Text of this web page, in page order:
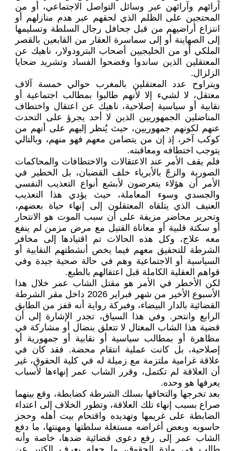
آرائهم وآرائهن عبر وسائل التواصل الاجتماعي، أو من
المحتجين على الظلم الذي لحقهم عبر هدم منازلهم أو
انتزاع أراضيهم من قبل جحافل رجال السلطة وتسليمها
إلى الصهاينة أو إلى سماسرة العقار من القابعين بالقصر
الملكي أو من الخليجيين أصحاب البترودولار، ناهيك عن
المعتقلين الذين ساندوا وفضحوا الفساد وتشريد ضحايا
الزلزال.
ويتراوح عدد المعتقلين بالمغرب حوالي خمسة آلاف
معتقل، لا لشيء إلا لأنهم طالبوا بمطالب اجتماعية أو
نقابية أو سياسية إصلاحية، ناهيك عن اعتقال واختطاف
المناضلين الجمهوريين الذين لا أحد يجرؤ على التحدث
عنهم لكونهم جمهوريين، حيث يُنظر إليهم على أنهم من
كوكب آخر، إذ إن من يتضامن معهم فهو منهم، وبالتالي
يتوجب اختطافه ومعاقبته.
فلم يقف الأمر عند الاعتقالات والاختطافات والمحاكمات
الصورية والزجّ بالأبرياء خلف القضبان، بل الخطير في
الأمر أن هؤلاء يتعرضون لأبشع أنواع التعذيب النفسي
والجسدي وسوء المعاملة، حيث يؤدي هذا التعذيب
العنيف الذي يتلقاه المعتقلون إلى إنهاء حياة بعضهم،
وتحرير محاضر مزيفة على أن سبب الموت هو الانتحار
أو سكتة قلبية أو معاناة القتيل مع مرض مزمن لم ينفع
معه علاج، وكل هذه الحالات تم اقتيادها إلى مخافر
الشرطة للتحقيق معهم فيما يخص أنشطتهم النقابية أو
السياسية أو الاجتماعية وهم في حالة صحية جيدة وفي
قواهم العقلية الكاملة قبل اعتقالهم بالطبع.
لكن الأخطر في الأمر هو مقتل الشاب عمر خلال هذا
الأسبوع الأخير من شهر فبراير 2026 داخل مقر الشرطة
القضائية بالدار البيضاء، وفبركة رواية أنه قفز من الطابق
الرابع وانتحر. وفي هذا السياق، تجدر الإشارة إلى أن
قضية هذا الشاب المغتال لا تتعلق بنضال أو مشاركة في
مظاهرة أو بمطالب سياسية أو نقابية أو جمهورية أو
إصلاحية، بل كانت عملية انتقام محضة. فقد كان في
علاقة غرامية ملتزمة مع زميلة له في كلية الحقوق، غير
أن العلاقة لم تكتمل، وقرر الشاب عمر إنهاءها لأسباب
يعرفها هو وحده.
بعد تخرجها والتحاقها بسلك الشرطة كضابطة، وقع بينهما
صراع بسبب إنهاء تلك العلاقة، وتطور الخلاف إلى اعتداء
الضابطة على غريمها وتهديده واقتحام بيت أهله وحجز
حاسوبه وبعض أغراضه مستغلة سلطتها ومهنتها، ما دفع
الشاب عمر إلى رفع دعوى قضائية ضدها، خاصة وأنه